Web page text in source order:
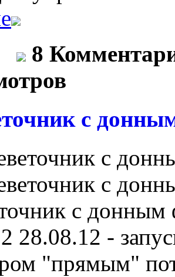
8
с
с
с
с
28.08.12 -
"прямым"